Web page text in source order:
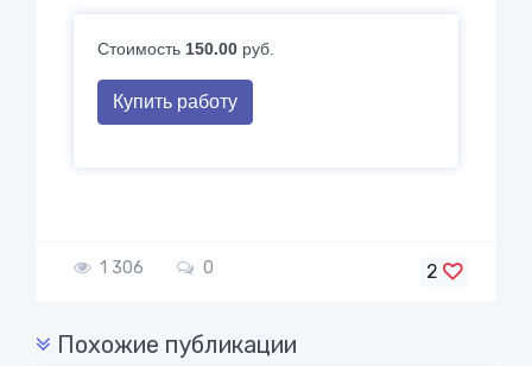
Стоимость 150.00 руб.
Купить работу
1 306 0 2
Похожие публикации